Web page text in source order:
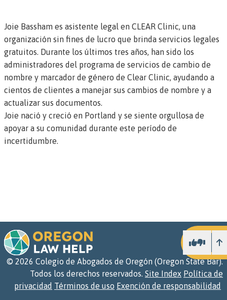
Joie Bassham es asistente legal en CLEAR Clinic, una
organización sin fines de lucro que brinda servicios legales
gratuitos. Durante los últimos tres años, han sido los
administradores del programa de servicios de cambio de
nombre y marcador de género de Clear Clinic, ayudando a
cientos de clientes a manejar sus cambios de nombre y a
actualizar sus documentos.
Joie nació y creció en Portland y se siente orgullosa de
apoyar a su comunidad durante este período de
incertidumbre.
© 2026 Colegio de Abogados de Oregón (Oregon State Bar).
Todos los derechos reservados. Site Index Política de
privacidad Términos de uso Exención de responsabilidad